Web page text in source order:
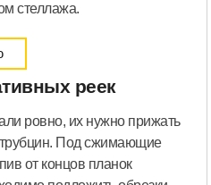
стеллажа.
реек
ровно, их нужно прижать
Под сжимающие
от концов планок